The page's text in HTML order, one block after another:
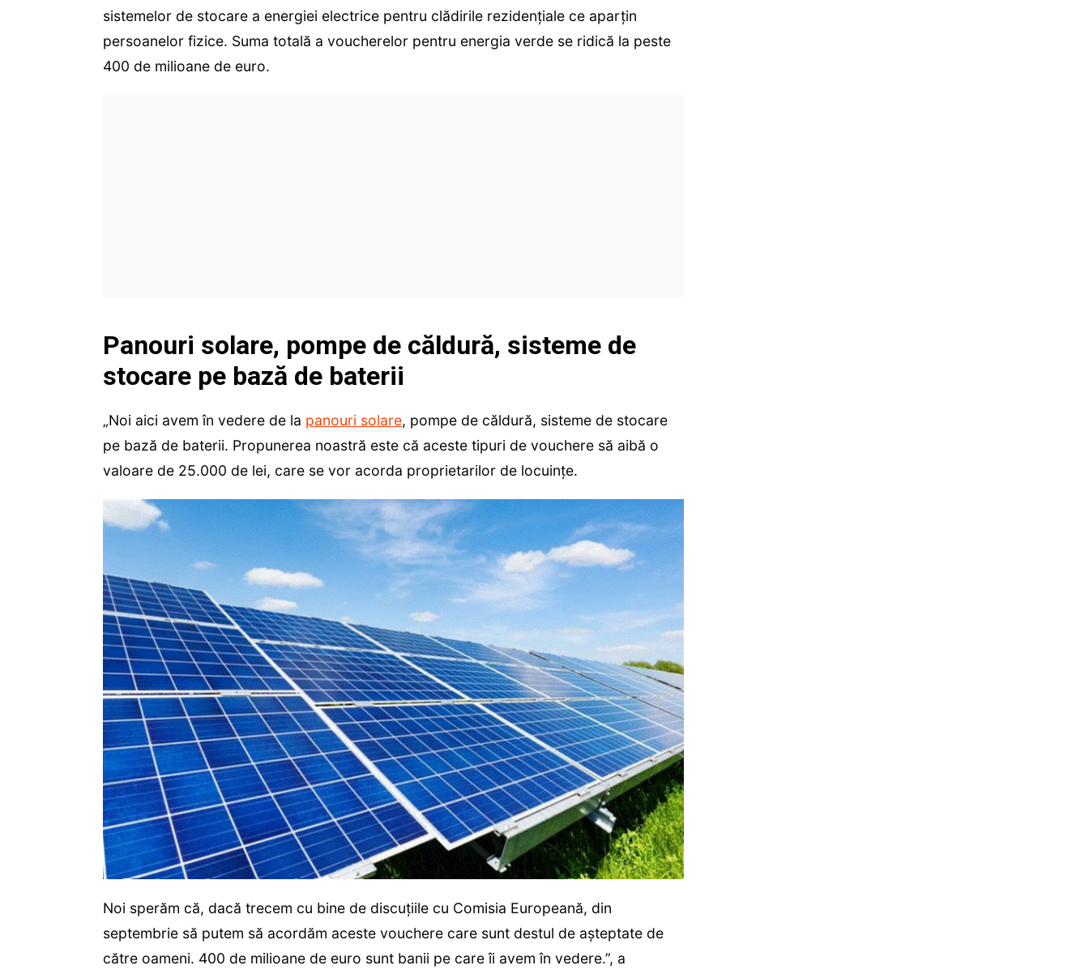
sistemelor de stocare a energiei electrice pentru clădirile rezidențiale ce aparțin
persoanelor fizice. Suma totală a voucherelor pentru energia verde se ridică la peste
400 de milioane de euro.
Panouri solare, pompe de căldură, sisteme de
stocare pe bază de baterii
„Noi aici avem în vedere de la panouri solare, pompe de căldură, sisteme de stocare
pe bază de baterii. Propunerea noastră este că aceste tipuri de vouchere să aibă o
valoare de 25.000 de lei, care se vor acorda proprietarilor de locuințe.
Noi sperăm că, dacă trecem cu bine de discuțiile cu Comisia Europeană, din
septembrie să putem să acordăm aceste vouchere care sunt destul de așteptate de
către oameni. 400 de milioane de euro sunt banii pe care îi avem în vedere.”, a